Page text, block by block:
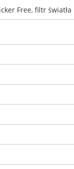
Free, filtr